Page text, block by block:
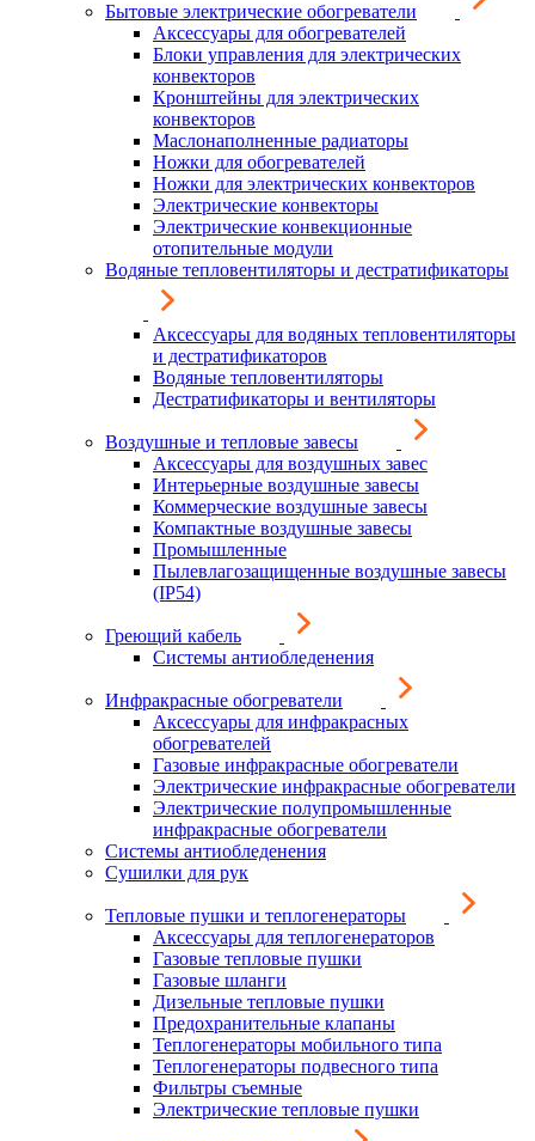
Бытовые электрические обогреватели
Аксессуары для обогревателей
Блоки управления для электрических
конвекторов
Кронштейны для электрических
конвекторов
Маслонаполненные радиаторы
Ножки для обогревателей
Ножки для электрических конвекторов
Электрические конвекторы
Электрические конвекционные
отопительные модули
Водяные тепловентиляторы и дестратификаторы
Аксессуары для водяных тепловентиляторы
и дестратификаторов
Водяные тепловентиляторы
Дестратификаторы и вентиляторы
Воздушные и тепловые завесы
Аксессуары для воздушных завес
Интерьерные воздушные завесы
Коммерческие воздушные завесы
Компактные воздушные завесы
Промышленные
Пылевлагозащищенные воздушные завесы
(IP54)
Греющий кабель
Системы антиобледенения
Инфракрасные обогреватели
Аксессуары для инфракрасных
обогревателей
Газовые инфракрасные обогреватели
Электрические инфракрасные обогреватели
Электрические полупромышленные
инфракрасные обогреватели
Системы антиобледенения
Сушилки для рук
Тепловые пушки и теплогенераторы
Аксессуары для теплогенераторов
Газовые тепловые пушки
Газовые шланги
Дизельные тепловые пушки
Предохранительные клапаны
Теплогенераторы мобильного типа
Теплогенераторы подвесного типа
Фильтры съемные
Электрические тепловые пушки